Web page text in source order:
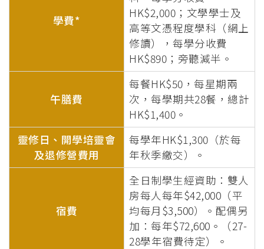
學費*
HK$2,000；文學學士及
高等文憑程度學科（網上
修讀），每學分收費
HK$890；旁聽減半。
午膳費
每餐HK$50，每星期兩
次，每學期共28餐，總計
HK$1,400。
靈修日、開學培靈會
及退修營費用
每學年HK$1,300（於每
年秋季繳交）。
宿費
全日制學生經資助：雙人
房每人每年$42,000（平
均每月$3,500）。配偶另
加：每年$72,600。（27-
28學年宿費待定）。